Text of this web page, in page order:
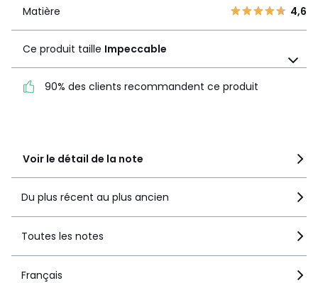
1
Matière
4,6
Ce produit taille
Impeccable
Voir le détail de la note
Matière 4,6
Ce produit taille Impeccable
90% des clients recommandent ce produit
Du plus récent au plus ancien
Toutes les notes
Français